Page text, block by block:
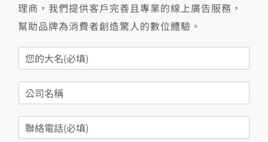
理商，我們提供客戶完善且專業的線上廣告服務，
幫助品牌為消費者創造驚人的數位體驗。
您
的
名
*
公
司
稱
聯
絡